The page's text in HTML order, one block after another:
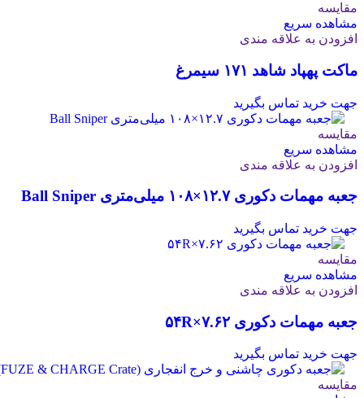
مقایسه
مشاهده سریع
افزودن به علاقه مندی
ماکت پهپاد شاهد ۱۷۱ سیمرغ
جهت خرید تماس بگیرید
مقایسه
مشاهده سریع
افزودن به علاقه مندی
جعبه مهمات دکوری ۱۲.۷×۱۰۸ میلی‌متری Ball Sniper
جهت خرید تماس بگیرید
مقایسه
مشاهده سریع
افزودن به علاقه مندی
جعبه مهمات دکوری ۷.۶۲×۵۴R
جهت خرید تماس بگیرید
مقایسه